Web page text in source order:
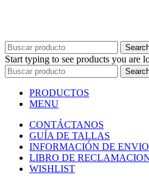
Start typing to see products you are
PRODUCTOS
MENU
CONTÁCTANOS
GUÍA DE TALLAS
INFORMACIÓN DE ENVIO
LIBRO DE
WISHLIST